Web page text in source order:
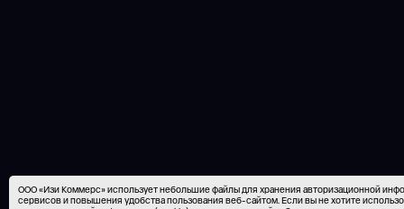
ООО «Изи Коммерс» использует небольшие файлы для хранения авторизационной
сервисов и повышения удобства пользования веб-сайтом. Если вы не хотите